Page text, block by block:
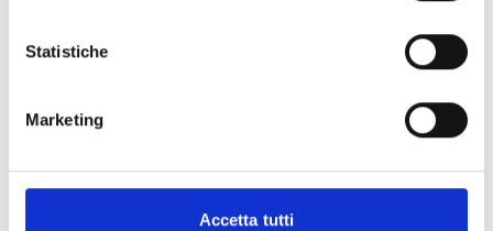
Statistiche
Marketing
Accetta tutti
Il contributo è concesso dalla Regione Liguria nella
progetto e non può superare la somma massima di
220.000 Euro. La restante quota di compartecipazione